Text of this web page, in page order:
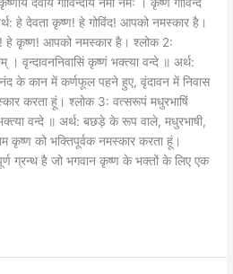
हे देवता कृष्ण! हे गोविंद! आपको नमस्कार है।
हे कृष्ण! आपको नमस्कार है। श्लोक 2:
। वृन्दावननिवासिं कृष्णं भक्त्या वन्दे ॥ अर्थ:
के कान में कर्णफूल पहने हुए, वृंदावन में निवास
करता हूं। श्लोक 3: वत्सरूपं मधुरभाषिं
वन्दे ॥ अर्थ: बछड़े के रूप वाले, मधुरभाषी,
कृष्ण को भक्तिपूर्वक नमस्कार करता हूं।
ग्रन्थ है जो भगवान कृष्ण के भक्तों के लिए एक